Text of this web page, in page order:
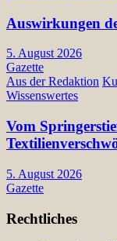
Auswirkungen
5. August 2026
Gazette
Aus der Redaktion
Wissenswertes
Vom
5. August 2026
Gazette
Rechtliches